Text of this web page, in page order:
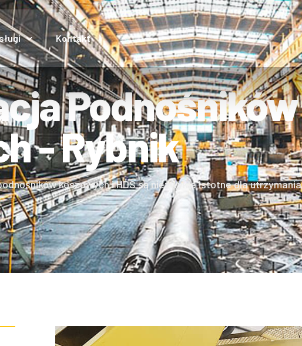
Kontakt
Podnośników
- Rybnik
koszowych i HDS są niezwykle istotne dla utrzymania